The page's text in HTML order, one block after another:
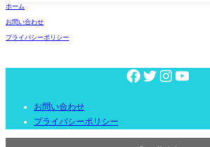
ホーム
お問い合わせ
プライバシーポリシー
お問い合わせ
プライバシーポリシー